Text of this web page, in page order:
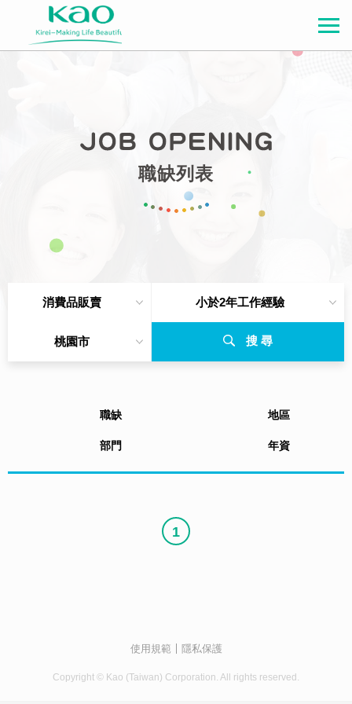
職缺列表
消費品販賣 小於2年工作經驗
桃園市 搜 尋
職缺 地區
部門 年資
1
使用規範 隱私保護
Copyright © Kao (Taiwan) Corporation. All rights reserved.